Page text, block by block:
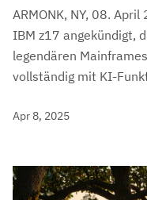
ARMONK, NY, 08.
IBM z17 angekündigt,
legendären
vollständig mit KI-
Apr 8, 2025